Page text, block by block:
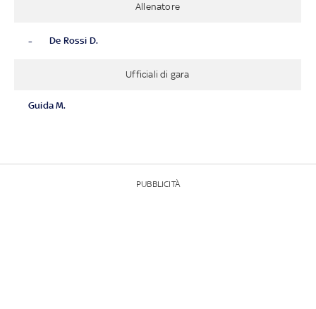
Allenatore
- De Rossi D.
Ufficiali di gara
Guida M.
PUBBLICITÀ